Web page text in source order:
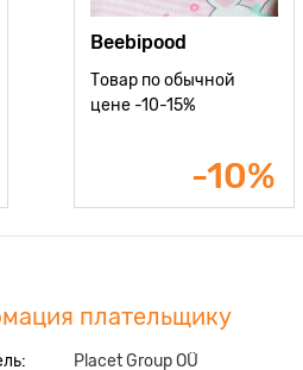
Beebipood
Товар по обычной
цене -10-15%
-10%
плательщику
Placet Group OÜ